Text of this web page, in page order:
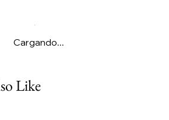
Cargando...
Like